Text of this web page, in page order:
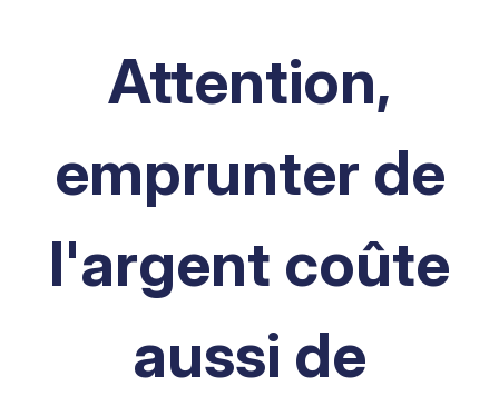
Attention,
emprunter de
l'argent coûte
aussi de